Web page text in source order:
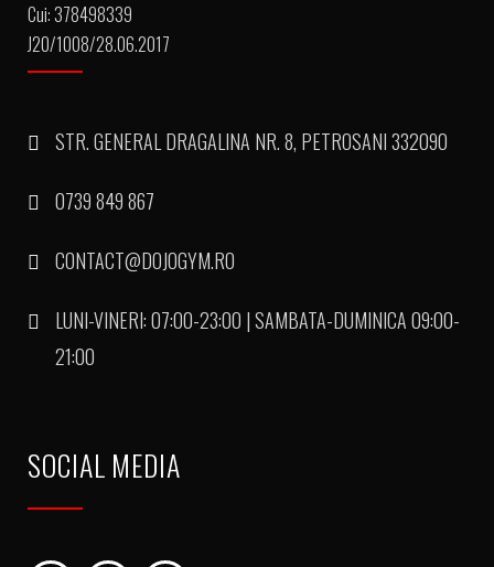
Cui: 378498339
J20/1008/28.06.2017
STR. GENERAL DRAGALINA NR. 8, PETROSANI 332090
0739 849 867
CONTACT@DOJOGYM.RO
LUNI-VINERI: 07:00-23:00 | SAMBATA-DUMINICA 09:00-
21:00
SOCIAL MEDIA